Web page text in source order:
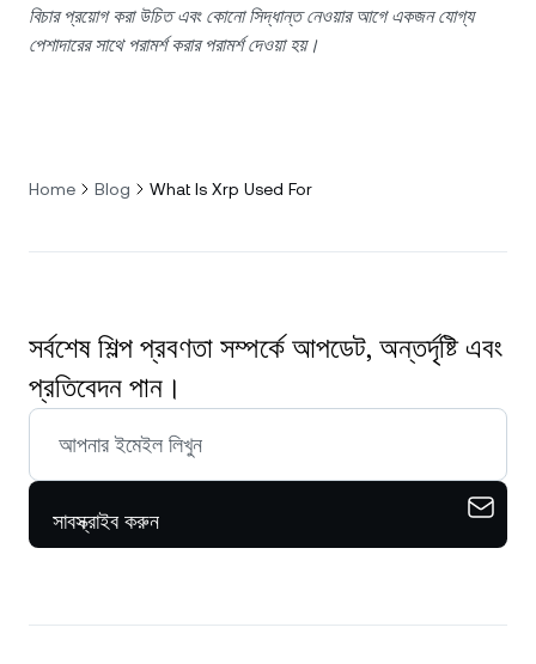
বিচার প্রয়োগ করা উচিত এবং কোনো সিদ্ধান্ত নেওয়ার আগে একজন যোগ্য
পেশাদারের সাথে পরামর্শ করার পরামর্শ দেওয়া হয়।
Home Blog What Is Xrp Used For
সর্বশেষ শিল্প প্রবণতা সম্পর্কে আপডেট, অন্তর্দৃষ্টি এবং
প্রতিবেদন পান।
সাবস্ক্রাইব করুন